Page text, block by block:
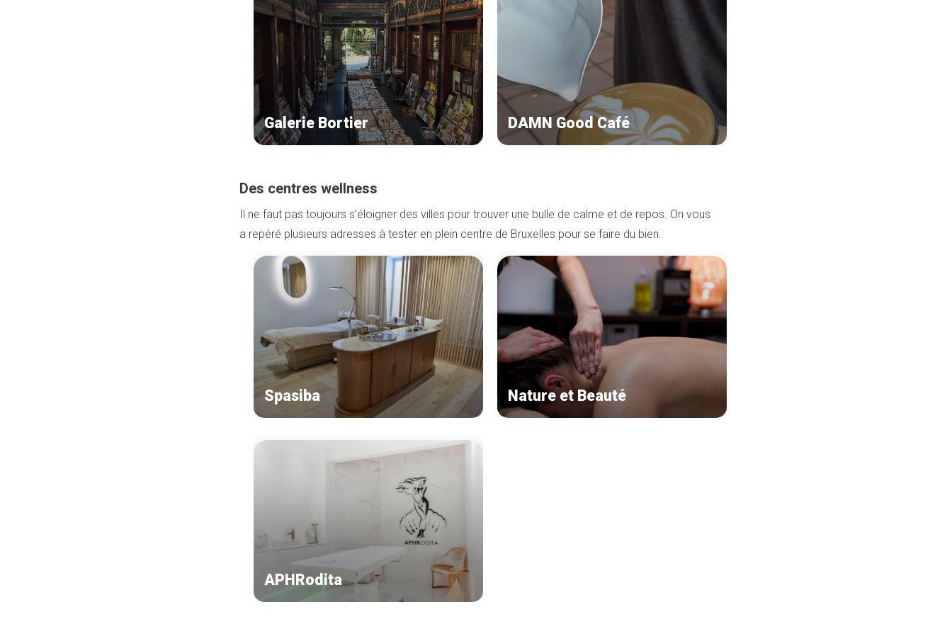
Galerie Bortier DAMN Good Café
Des centres wellness
Il ne faut pas toujours s’éloigner des villes pour trouver une bulle de calme et de repos. On vous
a repéré plusieurs adresses à tester en plein centre de Bruxelles pour se faire du bien.
Spasiba Nature et Beauté
APHRodita